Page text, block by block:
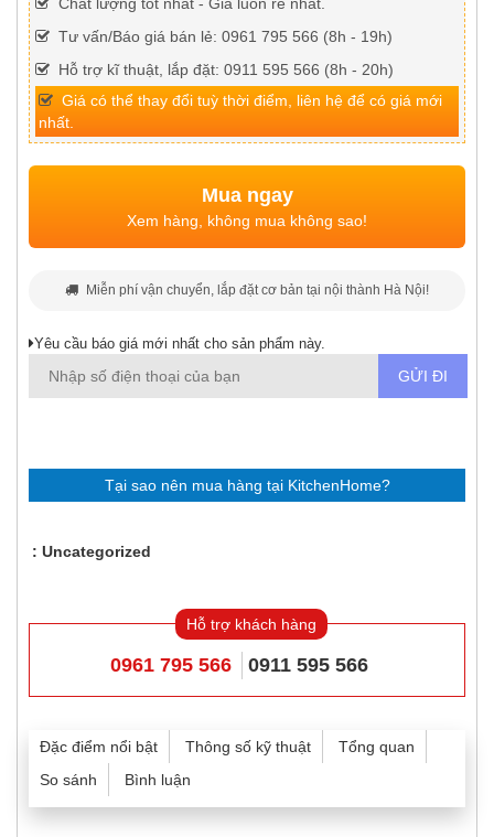
Chất lượng tốt nhất - Giá luôn rẻ nhất.
Tư vấn/Báo giá bán lẻ: 0961 795 566 (8h - 19h)
Hỗ trợ kĩ thuật, lắp đặt: 0911 595 566 (8h - 20h)
Giá có thể thay đổi tuỳ thời điểm, liên hệ để có giá mới
nhất.
Mua ngay
Xem hàng, không mua không sao!
Miễn phí vận chuyển, lắp đặt cơ bản tại nội thành Hà Nội!
Yêu cầu báo giá mới nhất cho sản phẩm này.
Tại sao nên mua hàng tại KitchenHome?
Uncategorized
Hỗ trợ khách hàng
0961 795 566 0911 595 566
Đặc điểm nổi bật Thông số kỹ thuật
Tổng quan
So sánh
Bình luận